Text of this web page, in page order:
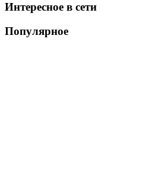
Интересное в сети
Популярное